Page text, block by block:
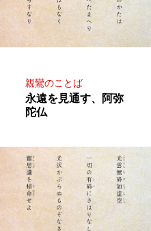
親鸞のことば
永遠を見通す、阿弥
陀仏